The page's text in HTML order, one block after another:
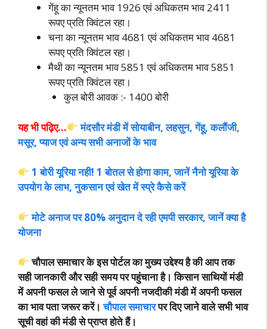
गेंहू का न्यूनतम भाव 1926 एवं अधिकतम भाव 2411
रूपए प्रति क्विंटल रहा।
चना का न्यूनतम भाव 4681 एवं अधिकतम भाव 4681
रूपए प्रति क्विंटल रहा।
मैथी का न्यूनतम भाव 5851 एवं अधिकतम भाव 5851
रूपए प्रति क्विंटल रहा।
कुल बोरी आवक :- 1400 बोरी
यह भी पढ़िए…
मंदसौर मंडी में सोयाबीन, लहसुन, गेंहू, कलौंजी,
मसूर, प्याज एवं अन्य सभी अनाजों के भाव
1 बोरी यूरिया नही! 1 बोतल से होगा काम, जानें नैनो यूरिया के
उपयोग के लाभ, नुकसान एवं खेत में स्प्रे कैसे करें
मोटे अनाज पर 80% अनुदान दे रही एमपी सरकार, जानें क्या है
योजना
चौपाल समाचार के इस पोर्टल का मुख्य उद्देश्य है की आपतक
सही जानकारी और सही समय पर पहुंचाना है। किसान साथियों मंडी
में अपनी फसल ले जाने से पूर्व अपनी नजदीकी मंडी में अपनी फसल
का भाव पता जरूर करें।चौपाल समाचारपर दिए जाने वाले सभी भाव
सूची वहां की मंडी से प्राप्त होते हैं।